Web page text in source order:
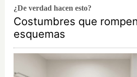
¿De verdad hacen esto?
Costumbres que
esquemas